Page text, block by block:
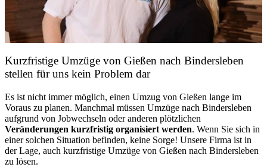
Kurzfristige Umzüge von Gießen nach Bindersleben
stellen für uns kein Problem dar
Es ist nicht immer möglich, einen Umzug von Gießen lange im
Voraus zu planen. Manchmal müssen Umzüge nach Bindersleben
aufgrund von Jobwechseln oder anderen plötzlichen
Veränderungen kurzfristig organisiert werden. Wenn Sie sich in
einer solchen Situation befinden, keine Sorge! Unsere Firma ist in
der Lage, auch kurzfristige Umzüge von Gießen nach Bindersleben
zu lösen.